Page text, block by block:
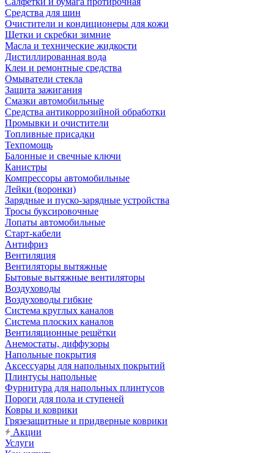
Средства для шин
Очистители и кондиционеры для кожи
Щетки и скребки зимние
Масла и технические жидкости
Дистиллированная вода
Клеи и ремонтные средства
Омыватели стекла
Защита зажигания
Смазки автомобильные
Средства антикоррозийной обработки
Промывки и очистители
Топливные присадки
Техпомощь
Балонные и свечные ключи
Канистры
Компрессоры автомобильные
Лейки (воронки)
Зарядные и пуско-зарядные устройства
Тросы буксировочные
Лопаты автомобильные
Старт-кабели
Антифриз
Вентиляция
Вентиляторы вытяжные
Бытовые вытяжные вентиляторы
Воздуховоды
Воздуховоды гибкие
Система круглых каналов
Система плоских каналов
Вентиляционные решётки
Анемостаты, диффузоры
Напольные покрытия
Аксессуары для напольных покрытий
Плинтусы напольные
Фурнитура для напольных плинтусов
Пороги для пола и ступеней
Ковры и коврики
Грязезащитные и придверные коврики
Акции
Услуги